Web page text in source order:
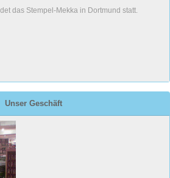
das Stempel-Mekka in Dortmund statt.
Unser Geschäft